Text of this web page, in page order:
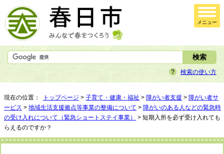
メニュー
検索の使い方
現在の位置： トップページ > 子育て・健康・福祉 > 障がい者支援 > 障がい者サ
ービス > 地域生活支援拠点等事業の整備について > 障がいのある人などの緊急時
の受け入れについて（緊急ショートステイ事業）
> 短期入所を必ず受け入れても
らえるのですか？